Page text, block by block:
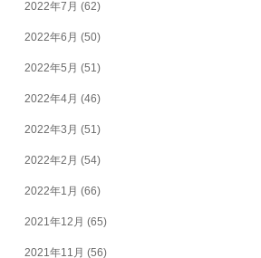
2022年7月 (62)
2022年6月 (50)
2022年5月 (51)
2022年4月 (46)
2022年3月 (51)
2022年2月 (54)
2022年1月 (66)
2021年12月 (65)
2021年11月 (56)